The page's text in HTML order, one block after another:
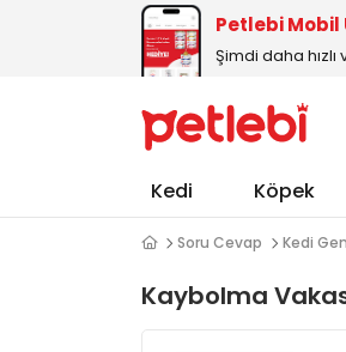
Petlebi Mobil
Şimdi daha hızlı
Kedi Köpek
Soru Cevap Kedi
Kaybolma